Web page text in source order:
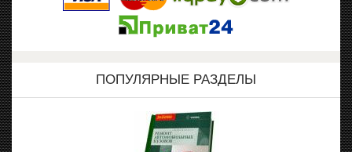
ПОПУЛЯРНЫЕ РАЗДЕЛЫ